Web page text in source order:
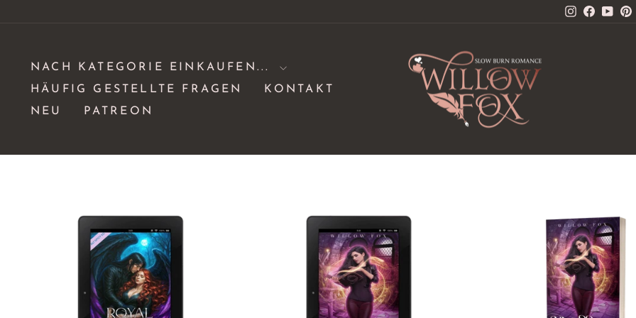
Instagram
NACH KATEGORIE EINKAUFEN...
HÄUFIG GESTELLTE FRAGEN
KONTAKT
NEU
PATREON